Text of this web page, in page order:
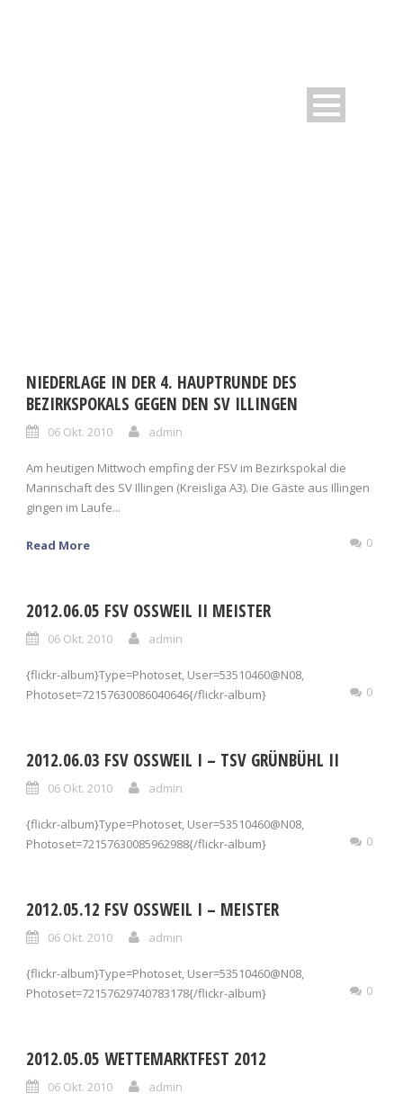
NIEDERLAGE IN DER 4. HAUPTRUNDE DES
BEZIRKSPOKALS GEGEN DEN SV ILLINGEN
06 Okt. 2010 admin
Am heutigen Mittwoch empfing der FSV im Bezirkspokal die
Mannschaft des SV Illingen (Kreisliga A3). Die Gäste aus Illingen
gingen im Laufe...
Read More 0
2012.06.05 FSV OSSWEIL II MEISTER
06 Okt. 2010 admin
{flickr-album}Type=Photoset, User=53510460@N08,
Photoset=72157630086040646{/flickr-album}
0
2012.06.03 FSV OSSWEIL I – TSV GRÜNBÜHL II
06 Okt. 2010 admin
{flickr-album}Type=Photoset, User=53510460@N08,
Photoset=72157630085962988{/flickr-album}
0
2012.05.12 FSV OSSWEIL I – MEISTER
06 Okt. 2010 admin
{flickr-album}Type=Photoset, User=53510460@N08,
Photoset=72157629740783178{/flickr-album}
0
2012.05.05 WETTEMARKTFEST 2012
06 Okt. 2010 admin